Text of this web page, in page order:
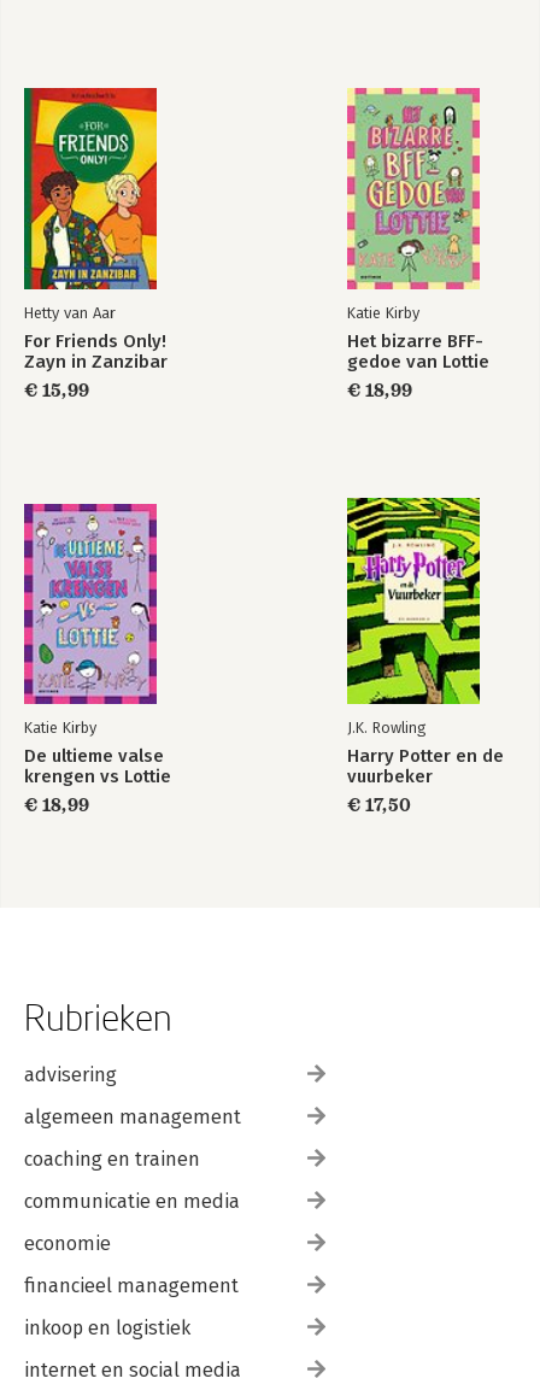
Hetty van Aar
For Friends Only!
Zayn in Zanzibar
€ 15,99
Katie Kirby
Het bizarre BFF-
gedoe van Lottie
€ 18,99
Katie Kirby
De ultieme valse
krengen vs Lottie
€ 18,99
J.K. Rowling
Harry Potter en de
vuurbeker
€ 17,50
Rubrieken
advisering
algemeen management
coaching en trainen
communicatie en media
economie
financieel management
inkoop en logistiek
internet en social media